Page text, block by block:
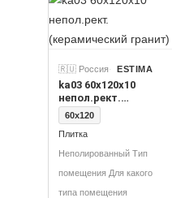
🇷🇺 Россия ESTIMA
ka03 60x120х10
непол.рект.
(керамический
гранит)
60x120
Плитка
Неполированный Тип
помещения Для какого
типа помещения